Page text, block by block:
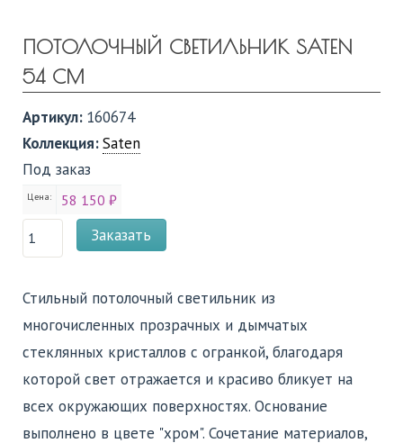
ПОТОЛОЧНЫЙ СВЕТИЛЬНИК SATEN
54 СМ
Артикул: 160674
Коллекция:Saten
Под заказ
Цена: 58 150 ₽
Заказать
Стильный потолочный светильник из
многочисленных прозрачных и дымчатых
стеклянных кристаллов с огранкой, благодаря
которой свет отражается и красиво бликует на
всех окружающих поверхностях. Основание
выполнено в цвете "хром". Сочетание материалов,